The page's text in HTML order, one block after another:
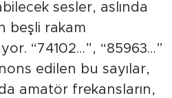
sesler, aslında
beşli rakam
“74102…”, “85963…”
edilen bu sayılar,
amatör frekansların,